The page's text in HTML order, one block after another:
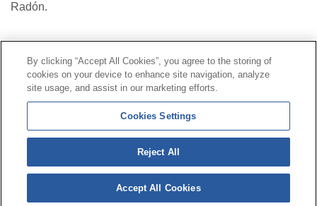
Radón.
Línea Universal 900 203 203|Zona Privada Comisión de
Prestaciones Especiales|Zona Privada Proveedor
Sanitario
© Mutua Universal 2026 | Mapa del sitio | Aviso legal
Política de Protección de Datos
cookies
Síguenos en:
By clicking “Accept All Cookies”, you agree to the storing of
cookies on your device to enhance site navigation, analyze
site usage, and assist in our marketing efforts.
Cookies Settings
Reject All
Accept All Cookies